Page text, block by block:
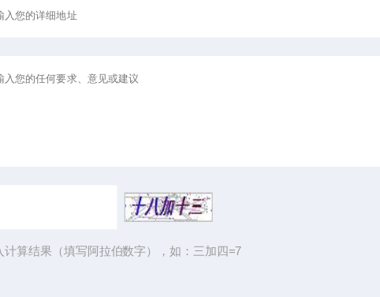
计算结果（填写阿拉伯数字），如：三加四=7